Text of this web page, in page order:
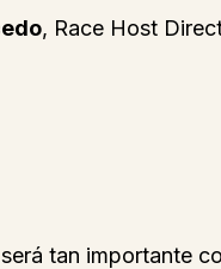
, Race Host
tan importante